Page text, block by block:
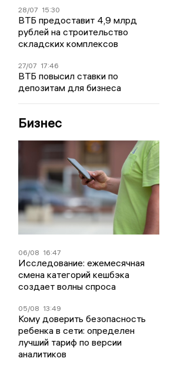
28/07 15:30
ВТБ предоставит 4,9 млрд
рублей на строительство
складских комплексов
27/07 17:46
ВТБ повысил ставки по
депозитам для бизнеса
Бизнес
06/08 16:47
Исследование: ежемесячная
смена категорий кешбэка
создает волны спроса
05/08 13:49
Кому доверить безопасность
ребенка в сети: определен
лучший тариф по версии
аналитиков